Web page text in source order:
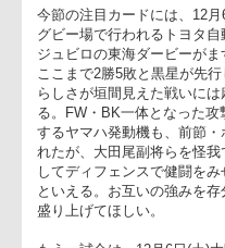
節、全国6会場で7試合が
今節の注目カードには、
グビー場で行われるトヨ
ジュビロの東海ダービー
ここまで2勝5敗と黒星が
らしさが垣間見えた戦い
る。FW・BK一体となっ
するヤマハ発動機も、前
れたが、大田尾副将らを